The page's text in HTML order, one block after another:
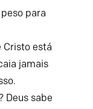
para
Cristo está
jamais
Deus sabe